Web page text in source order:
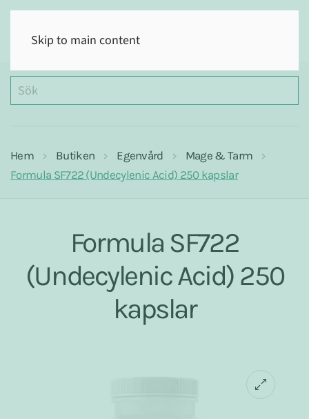
Skip to main content
Hem Butiken Egenvård
Mage & Tarm
Formula SF722 (Undecylenic Acid) 250 kapslar
Formula SF722
(Undecylenic Acid) 250
kapslar